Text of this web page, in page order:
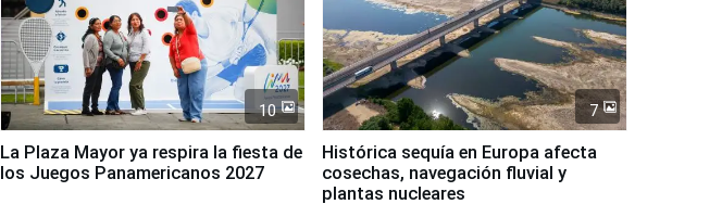
10
La Plaza Mayor ya respira la fiesta de
los Juegos Panamericanos 2027
7
Histórica sequía en Europa afecta
cosechas, navegación fluvial y
plantas nucleares